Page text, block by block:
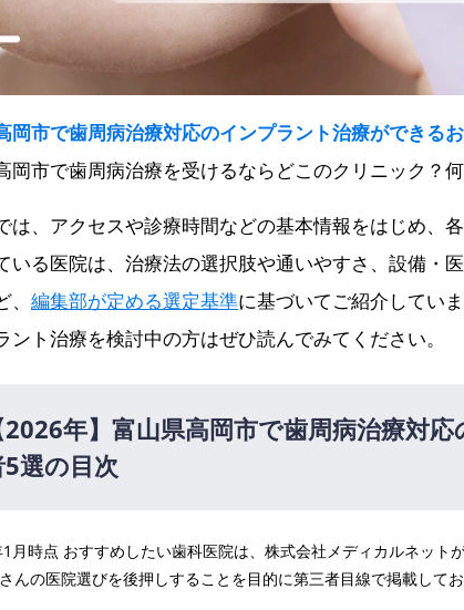
岡市で歯周病治療対応のインプラント治療ができる
岡市で歯周病治療を受けるならどこのクリニック？
は、アクセスや診療時間などの基本情報をはじめ、
いる医院は、治療法の選択肢や通いやすさ、設備・
編集部が定める選定基準に基づいてご紹介していま
ント治療を検討中の方はぜひ読んでみてください。
2026年】 富山県高岡市で歯周病治療対
選の目次
かねこ歯科医院
医療法人社団やまもと歯科医院
月時点 おすすめしたい歯科医院は、株式会社メディカルネット
んの医院選びを後押しすることを目的に第三者目線で掲載してお